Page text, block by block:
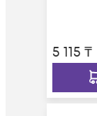
5 115 ₸